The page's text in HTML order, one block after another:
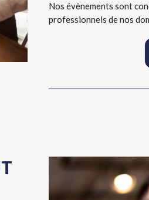
Nos évènements sont
professionnels de nos